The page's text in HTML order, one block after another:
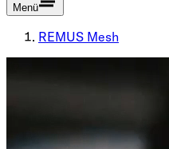
Menü
REMUS Mesh